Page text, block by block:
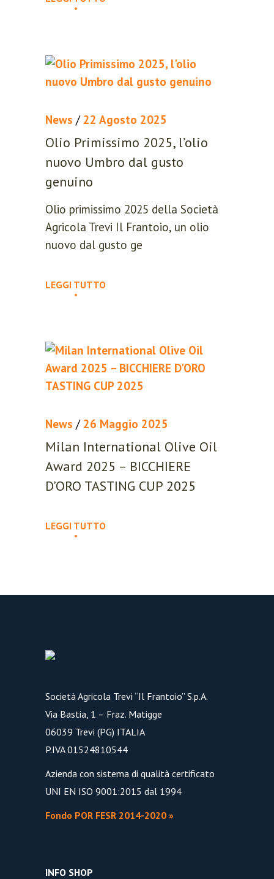
News / 22 Agosto 2025
Olio Primissimo 2025, l’olio
nuovo Umbro dal gusto
genuino
Olio primissimo 2025 della Società
Agricola Trevi Il Frantoio, un olio
nuovo dal gusto ge
LEGGI TUTTO
News / 26 Maggio 2025
Milan International Olive Oil
Award 2025 – BICCHIERE
D’ORO TASTING CUP 2025
LEGGI TUTTO
Società Agricola Trevi “Il Frantoio” S.p.A.
Via Bastia, 1 – Fraz. Matigge
06039 Trevi (PG) ITALIA
P.IVA 01524810544
Azienda con sistema di qualità certificato
UNI EN ISO 9001:2015 dal 1994
Fondo POR FESR 2014-2020 »
INFO SHOP
Remember me
Register now.
Set up a free account today.
Lost your password?
Please enter your username or email
address. You will receive a link to